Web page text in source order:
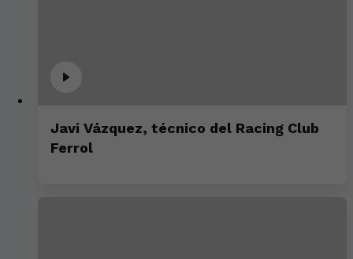
Javi Vázquez, técnico del Racing Club
Ferrol